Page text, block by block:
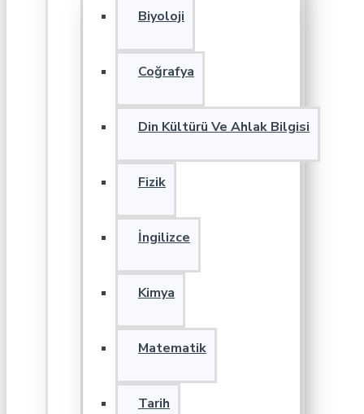
Biyoloji
Coğrafya
Din Kültürü Ve Ahlak Bilgisi
Fizik
İngilizce
Kimya
Matematik
Tarih